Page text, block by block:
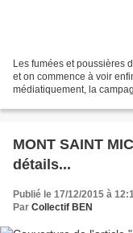
Les fumées et poussières
et on commence à voir
médiatiquement, la
MONT SAINT
détails...
Publié le 17/12/2015 à
Par Collectif BEN